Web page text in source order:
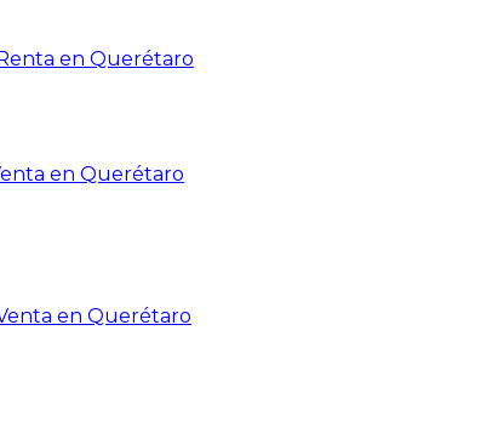
en Querétaro
en Querétaro
en Querétaro